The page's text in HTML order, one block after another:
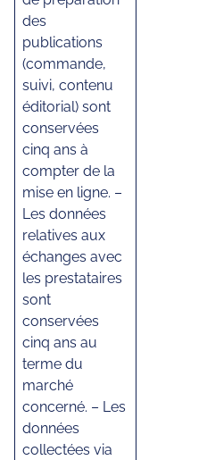
des
publications
(commande,
suivi, contenu
éditorial) sont
conservées
cinq ans à
compter de la
mise en ligne. –
Les données
relatives aux
échanges avec
les prestataires
sont
conservées
cinq ans au
terme du
marché
concerné. – Les
données
collectées via